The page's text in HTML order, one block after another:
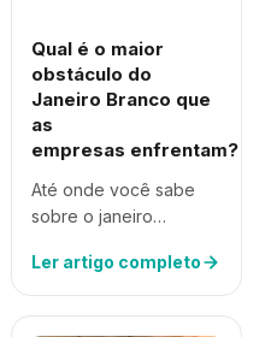
Qual é o maior
obstáculo do
Janeiro Branco que
as
empresas enfrentam?
Até onde você sabe
sobre o janeiro
fala de saúde, o que
vem em mente é algo
relativo ao corpo,
Ler artigo completo